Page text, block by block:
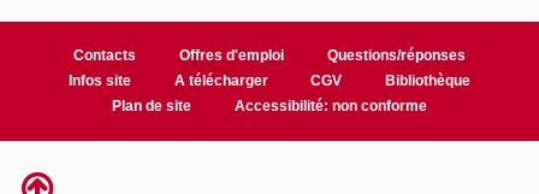
Contacts Offres d'emploi
Questions/réponses
Infos site
A télécharger CGV
Bibliothèque
Plan de site
Accessibilité: non conforme